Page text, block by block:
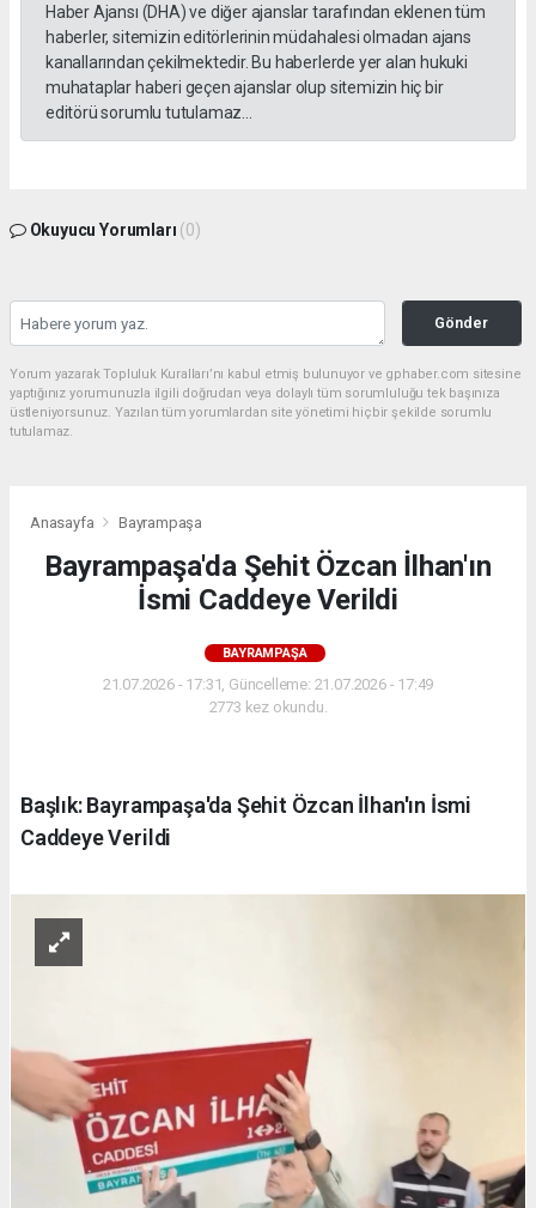
Haber Ajansı (DHA) ve diğer ajanslar tarafından eklenen tüm
haberler, sitemizin editörlerinin müdahalesi olmadan ajans
kanallarından çekilmektedir. Bu haberlerde yer alan hukuki
muhataplar haberi geçen ajanslar olup sitemizin hiç bir
editörü sorumlu tutulamaz...
Okuyucu Yorumları (0)
Gönder
Yorum yazarak Topluluk Kuralları’nı kabul etmiş bulunuyor ve gphaber.com sitesine
yaptığınız yorumunuzla ilgili doğrudan veya dolaylı tüm sorumluluğu tek başınıza
üstleniyorsunuz. Yazılan tüm yorumlardan site yönetimi hiçbir şekilde sorumlu
tutulamaz.
Anasayfa Bayrampaşa
Bayrampaşa'da Şehit Özcan İlhan'ın
İsmi Caddeye Verildi
BAYRAMPAŞA
21.07.2026 - 17:31, Güncelleme: 21.07.2026 - 17:49
2773 kez okundu.
Başlık: Bayrampaşa'da Şehit Özcan İlhan'ın İsmi
Caddeye Verildi